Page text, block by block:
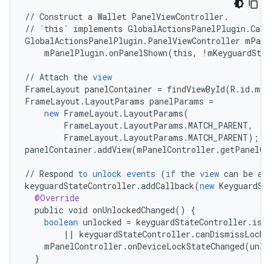
// Construct a Wallet PanelViewController .
//
`this` implements GlobalActionsPanelPlugin .
GlobalActionsPanelPlugin . PanelViewController
mPanelPlugin .onPanelShown(this, !
// Attach the view
FrameLayout panelContainer = findViewById(R . id .
FrameLayout . LayoutParams panelParams =
new FrameLayout . LayoutParams(
FrameLayout . LayoutParams .MATCH_PARENT,
FrameLayout . LayoutParams .MATCH_PARENT);
panelContainer .addView(mPanelController .
// Respond to unlock events (if the view can be
keyguardStateController .addCallback(new
@Override
public void onUnlockedChanged()
{
boolean unlocked = keyguardStateController .
||
keyguardStateController .
mPanelController .onDeviceLockStateChanged(
}